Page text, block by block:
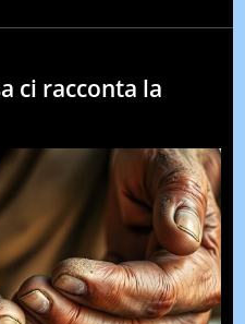
ci racconta la